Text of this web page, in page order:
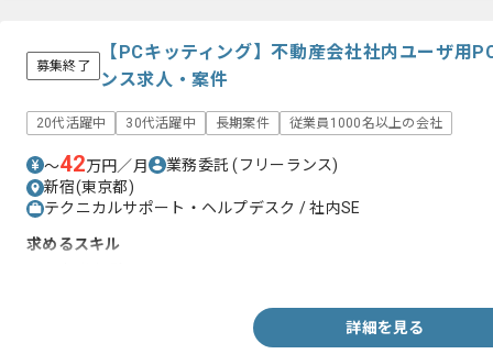
募集終了
【PCキッティング】不動産会社社内ユーザ用
ンス求人・案件
20代活躍中 30代活躍中 長期案件 従業員1000名以上の会社
〜42万円／月 業務委託(フリーランス)
新宿(東京都)
テクニカルサポート・ヘルプデスク / 社内SE
求めるスキル
詳細を見る